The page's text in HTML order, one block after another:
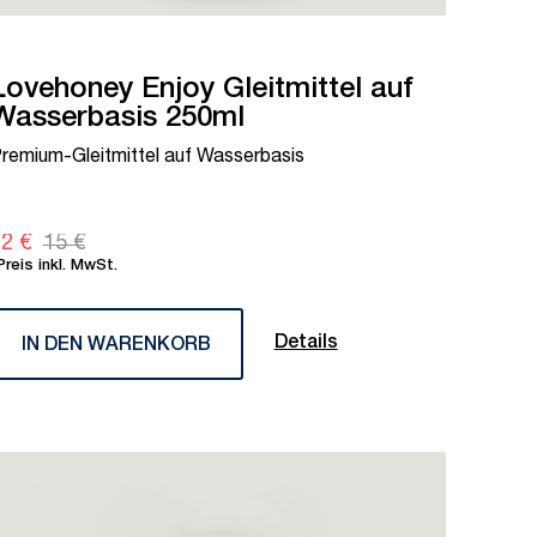
Enjoy Gleitmittel auf
250ml
Gleitmittel auf Wasserbasis
€ 15 €
inkl. MwSt.
IN DEN WARENKORB Details